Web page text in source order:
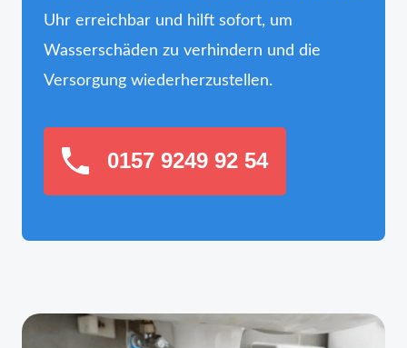
Uhr erreichbar und hilft sofort, um
Wasserschäden zu verhindern und die
Versorgung wiederherzustellen.
0157 9249 92 54